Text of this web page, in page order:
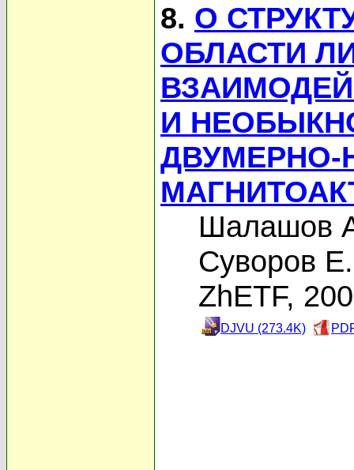
8. О
ОБЛАСТИ
И
Шалашов
Суворов
ZhETF,
DJVU (273.4K)